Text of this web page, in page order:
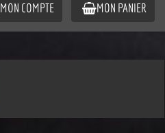
MON COMPTE MON PANIER